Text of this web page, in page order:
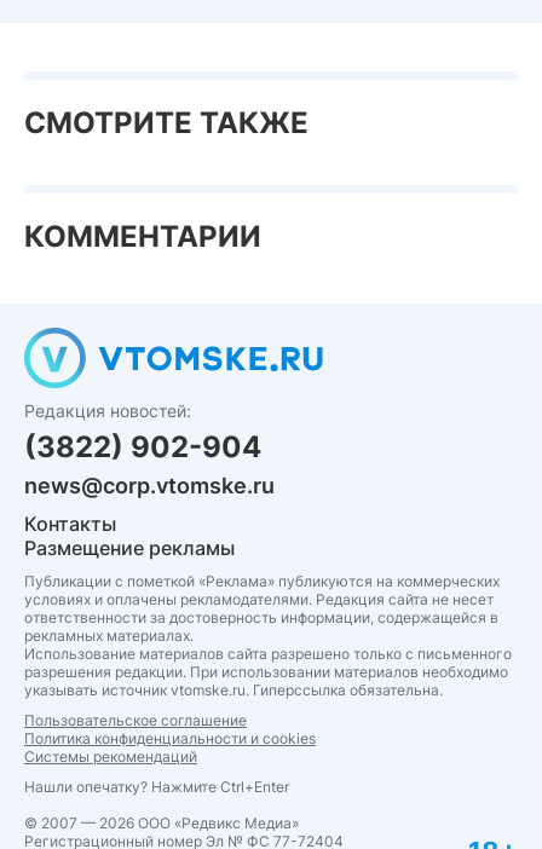
СМОТРИТЕ ТАКЖЕ
КОММЕНТАРИИ
Редакция новостей:
(3822) 902-904
news@corp.vtomske.ru
Контакты
Размещение рекламы
Публикации с пометкой «Реклама» публикуются на коммерческих
условиях и оплачены рекламодателями. Редакция сайта не несет
ответственности за достоверность информации, содержащейся в
рекламных материалах.
Использование материалов сайта разрешено только с письменного
разрешения редакции. При использовании материалов необходимо
указывать источник vtomske.ru. Гиперссылка обязательна.
Пользовательское соглашение
Политика конфиденциальности и cookies
Системы рекомендаций
Нашли опечатку? Нажмите Ctrl+Enter
© 2007 — 2026 ООО «Редвикс Медиа»
Регистрационный номер Эл № ФС 77-72404